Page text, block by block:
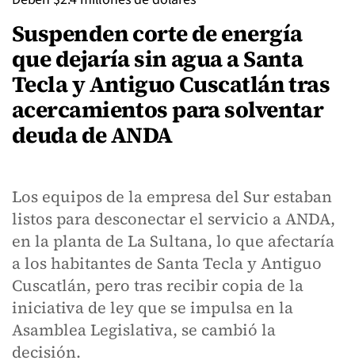
Suspenden corte de energía
que dejaría sin agua a Santa
Tecla y Antiguo Cuscatlán tras
acercamientos para solventar
deuda de ANDA
Los equipos de la empresa del Sur estaban
listos para desconectar el servicio a ANDA,
en la planta de La Sultana, lo que afectaría
a los habitantes de Santa Tecla y Antiguo
Cuscatlán, pero tras recibir copia de la
iniciativa de ley que se impulsa en la
Asamblea Legislativa, se cambió la
decisión.